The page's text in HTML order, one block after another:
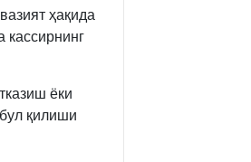
ҳақида
кассирнинг
ёки
қилиши